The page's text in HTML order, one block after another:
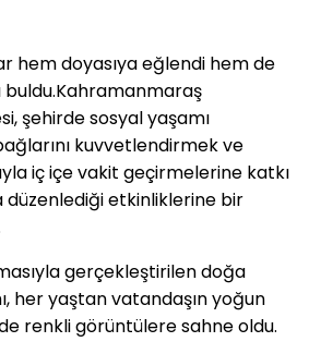
hem doyasıya eğlendi hem de
buldu.Kahramanmaraş
şehirde sosyal yaşamı
kuvvetlendirmek ve
iç içe vakit geçirmelerine katkı
düzenlediği etkinliklerine bir
gerçekleştirilen doğa
her yaştan vatandaşın yoğun
renkli görüntülere sahne oldu.